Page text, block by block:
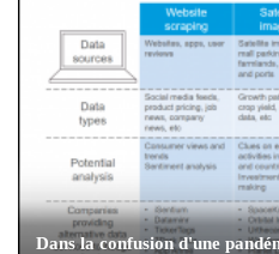
Dans la confusion d'une